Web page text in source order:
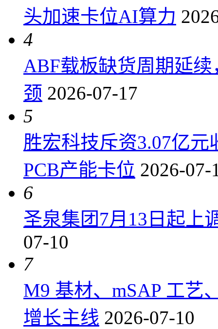
头加速卡位AI算力
4
ABF载板缺货周期延
颈 2026-07-17
5
胜宏科技斥资3.07亿
PCB产能卡位 2026-07-
6
圣泉集团7月13日起上
07-10
7
M9 基材、mSAP 工艺
增长主线 2026-07-10